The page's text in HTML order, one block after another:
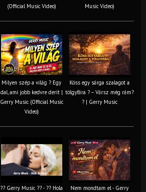
(Official Music Video) Music Video)
Milyen szép a világ ? Egy
dal, ami jobb kedvre derít |
Gerry Music (Official Music
Video)
Köss egy sárga szalagot a
tölgyfára ?️ – Vársz még rám?
? | Gerry Music
?? Gerry Music ?? - ?? Hola
Nem mondtam el - Gerry